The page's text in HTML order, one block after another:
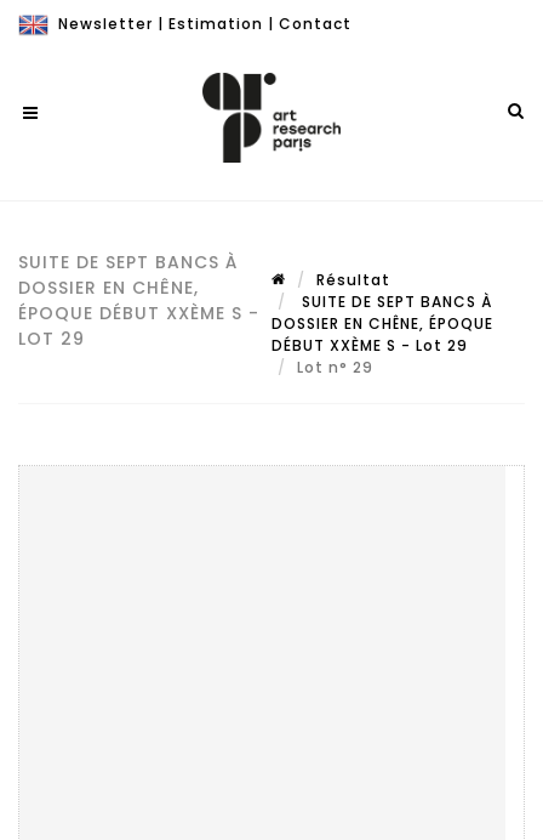
Newsletter | Estimation | Contact
SUITE DE SEPT BANCS À
DOSSIER EN CHÊNE,
ÉPOQUE DÉBUT XXÈME S -
LOT 29
Résultat
SUITE DE SEPT BANCS À
DOSSIER EN CHÊNE, ÉPOQUE
DÉBUT XXÈME S - Lot 29
Lot n° 29